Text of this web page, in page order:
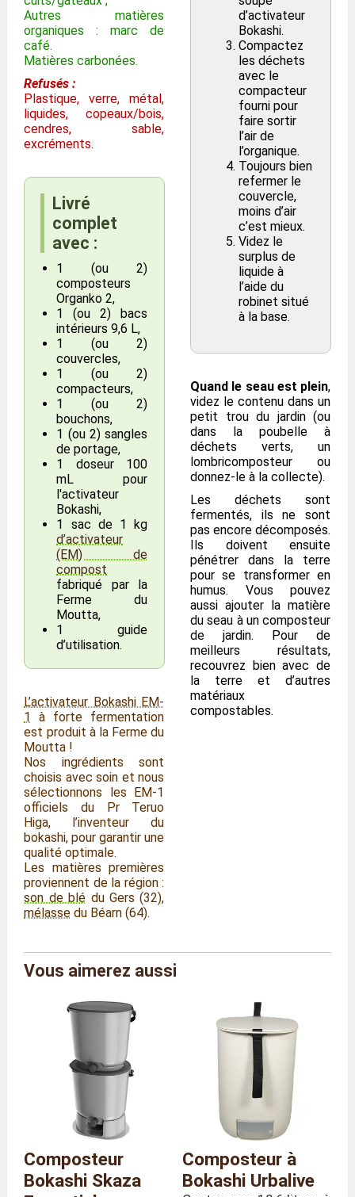
Autres matières
organiques : marc de
café.
Matières carbonées.
Refusés :
Plastique, verre, métal,
liquides, copeaux/bois,
cendres, sable,
excréments.
Livré
complet
avec :
1 (ou 2)
composteurs
Organko 2,
1 (ou 2) bacs
intérieurs 9,6 L,
1 (ou 2)
couvercles,
1 (ou 2)
compacteurs,
1 (ou 2)
bouchons,
1 (ou 2) sangles
de portage,
1 doseur 100
mL pour
l'activateur
Bokashi,
1 sac de 1 kg
d’activateur
(EM) de
compost
fabriqué par la
Ferme du
Moutta,
1 guide
d’utilisation.
L’activateur Bokashi EM-
1
à forte fermentation
est produit à la Ferme du
Moutta !
Nos ingrédients sont
choisis avec soin et nous
sélectionnons les EM-1
officiels du Pr Teruo
Higa, l’inventeur du
bokashi, pour garantir une
qualité optimale.
Les matières premières
proviennent de la région :
son de blé du Gers (32),
mélasse du Béarn (64).
d’activateur
Bokashi.
Compactez
les déchets
avec le
compacteur
fourni pour
faire sortir
l’air de
l’organique.
Toujours bien
refermer le
couvercle,
moins d’air
c’est mieux.
Videz le
surplus de
liquide à
l’aide du
robinet situé
à la base.
Quand le seau est plein,
videz le contenu dans un
petit trou du jardin (ou
dans la poubelle à
déchets verts, un
lombricomposteur ou
donnez-le à la collecte).
Les déchets sont
fermentés, ils ne sont
pas encore décomposés.
Ils doivent ensuite
pénétrer dans la terre
pour se transformer en
humus. Vous pouvez
aussi ajouter la matière
du seau à un composteur
de jardin. Pour de
meilleurs résultats,
recouvrez bien avec de
la terre et d’autres
matériaux
compostables.
Marque
Skaza
Référence
Coloris
Dimensions
(hors tout)
Longueur 25 x Profondeur 25 x
Vous aimerez aussi
Composteur
Bokashi Skaza
Composteur à
Bokashi Urbalive